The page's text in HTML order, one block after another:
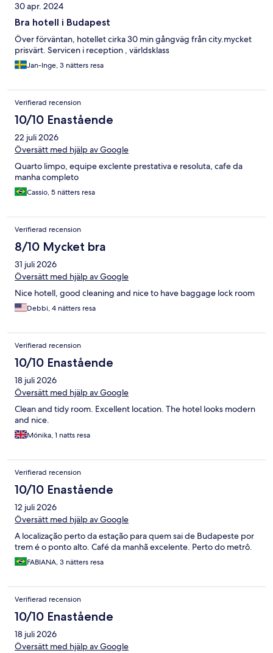
30 apr. 2024
Bra hotell i Budapest
Över förväntan, hotellet cirka 30 min gångväg från city.mycket
prisvärt. Servicen i reception , världsklass
Jan-Inge, 3 nätters resa
Verifierad recension
10/10 Enastående
22 juli 2026
Översätt med hjälp av Google
Quarto limpo, equipe exclente prestativa e resoluta, cafe da
manha completo
Cassio, 5 nätters resa
Verifierad recension
8/10 Mycket bra
31 juli 2026
Översätt med hjälp av Google
Nice hotell, good cleaning and nice to have baggage lock room
Debbi, 4 nätters resa
Verifierad recension
10/10 Enastående
18 juli 2026
Översätt med hjälp av Google
Clean and tidy room. Excellent location. The hotel looks modern
and nice.
Mónika, 1 natts resa
Verifierad recension
10/10 Enastående
12 juli 2026
Översätt med hjälp av Google
A localização perto da estação para quem sai de Budapeste por
trem é o ponto alto. Café da manhã excelente. Perto do metrô.
FABIANA, 3 nätters resa
Verifierad recension
10/10 Enastående
18 juli 2026
Översätt med hjälp av Google